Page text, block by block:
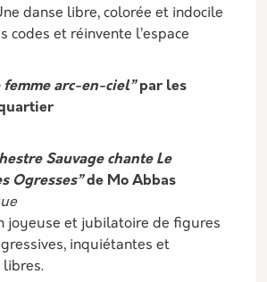
danse libre, colorée et indocile
codes et réinvente l’espace
femme arc-en-ciel”par les
Sauvage chante Le
Ogresses”de Mo Abbas
joyeuse et jubilatoire de figures
inquiétantes et
libres.